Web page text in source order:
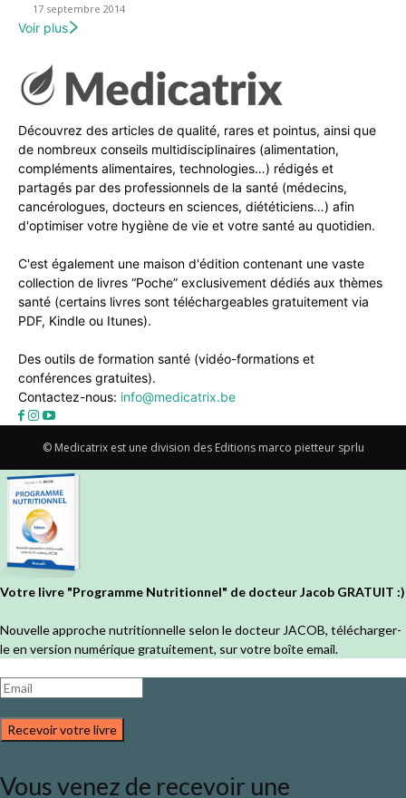
17 septembre 2014
Voir plus
Découvrez des articles de qualité, rares et pointus, ainsi que
de nombreux conseils multidisciplinaires (alimentation,
compléments alimentaires, technologies…) rédigés et
partagés par des professionnels de la santé (médecins,
cancérologues, docteurs en sciences, diététiciens…) afin
d'optimiser votre hygiène de vie et votre santé au quotidien.
C'est également une maison d'édition contenant une vaste
collection de livres “Poche” exclusivement dédiés aux thèmes
santé (certains livres sont téléchargeables gratuitement via
PDF, Kindle ou Itunes).
Des outils de formation santé (vidéo-formations et
conférences gratuites).
Contactez-nous: info@medicatrix.be
© Medicatrix est une division des Editions marco pietteur sprlu
Votre livre "Programme Nutritionnel" de docteur Jacob GRATUIT :)
Nouvelle approche nutritionnelle selon le docteur JACOB, télécharger-
le en version numérique gratuitement, sur votre boîte email.
Recevoir votre livre
Vous venez de recevoir une